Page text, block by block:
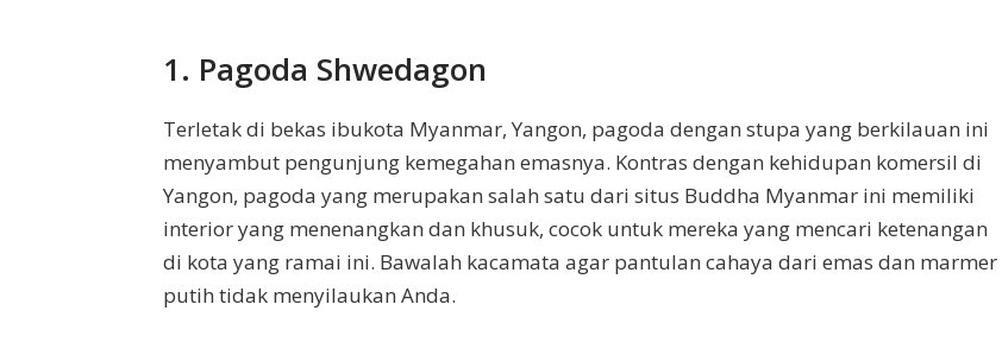
1. Pagoda Shwedagon
Terletak di bekas ibukota Myanmar, Yangon, pagoda dengan stupa yang berkilauan ini
menyambut pengunjung kemegahan emasnya. Kontras dengan kehidupan komersil di
Yangon, pagoda yang merupakan salah satu dari situs Buddha Myanmar ini memiliki
interior yang menenangkan dan khusuk, cocok untuk mereka yang mencari ketenangan
di kota yang ramai ini. Bawalah kacamata agar pantulan cahaya dari emas dan marmer
putih tidak menyilaukan Anda.